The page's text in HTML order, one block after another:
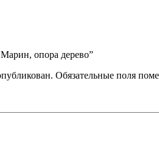
опора дерево”
Обязательные поля